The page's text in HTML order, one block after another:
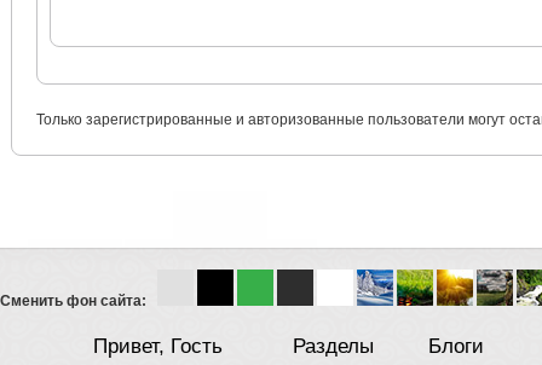
Только зарегистрированные и авторизованные пользователи могут
Сменить фон сайта:
Привет, Гость Разделы Блоги